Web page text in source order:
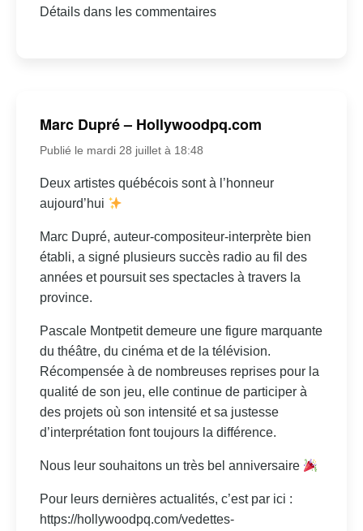
Détails dans les commentaires
Marc Dupré – Hollywoodpq.com
Publié le mardi 28 juillet à 18:48
Deux artistes québécois sont à l’honneur
aujourd’hui
Marc Dupré, auteur-compositeur-interprète bien
établi, a signé plusieurs succès radio au fil des
années et poursuit ses spectacles à travers la
province.
Pascale Montpetit demeure une figure marquante
du théâtre, du cinéma et de la télévision.
Récompensée à de nombreuses reprises pour la
qualité de son jeu, elle continue de participer à
des projets où son intensité et sa justesse
d’interprétation font toujours la différence.
Nous leur souhaitons un très bel anniversaire
Pour leurs dernières actualités, c’est par ici :
https://hollywoodpq.com/vedettes-